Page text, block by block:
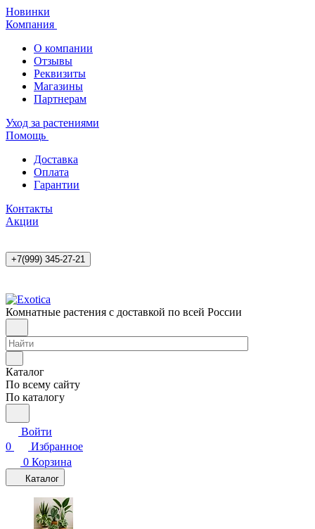
Новинки
Компания
О компании
Отзывы
Реквизиты
Магазины
Партнерам
Уход за растениями
Помощь
Доставка
Оплата
Гарантии
Контакты
Акции
+7(999) 345-27-21
Комнатные растения с доставкой по всей России
Каталог
По всему сайту
По каталогу
Войти
0
Избранное
0 Корзина
Каталог